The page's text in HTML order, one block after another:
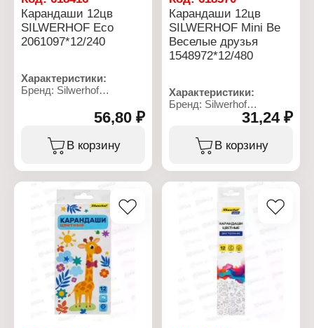
Карандаши 12цв
SILWERHOF Eco
2061097*12/240
Характеристики:
Бренд: Silwerhof
Тип товара: Набор
Цвет грифеля: цветные
Модель: "Eco"
цветов
Форма корпуса:
шестигранный
Диаметр корпуса: 7 мм
Диаметр грифеля: 2,65
Заводская заточка: есть
Упаковка: в картонном
коробе с европодвесом
56,80 ₽
В корзину
Карандаши 12цв
SILWERHOF Mini Be
Веселые друзья
1548972*12/480
Характеристики:
Бренд: Silwerhof
Артикул: 1548972
карандашей
Цвет грифеля: цветные
Количество цветов: 12
Материал корпуса:
Форма корпуса:
шестигранный
Диаметр корпуса: 7,2 мм
Диаметр грифеля: 2,65
Заводская заточка: есть
Упаковка: в картонном
коробе с европодвесом
31,24 ₽
В корзину